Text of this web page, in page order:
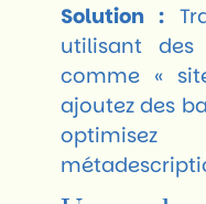
Solution :
utilisant des
comme «
ajoutez des